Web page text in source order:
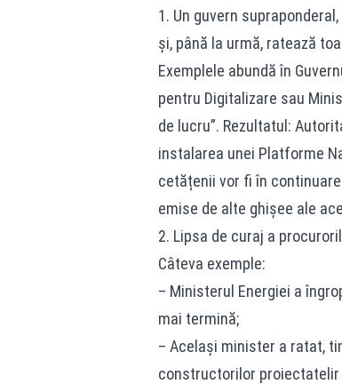
1. Un guvern
și, până la urmă, ratează
Exemplele abundă în
pentru Digitalizare sau
de lucru”. Rezultatul:
instalarea unei Platforme
cetățenii vor fi în
emise de alte ghișee ale
2. Lipsa de curaj a
Câteva exemple:
– Ministerul Energiei a
mai termină;
– Același minister a ratat,
constructorilor proiectatelir